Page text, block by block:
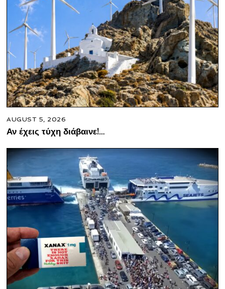
AUGUST 5, 2026
Αν έχεις τύχη διάβαινε!…